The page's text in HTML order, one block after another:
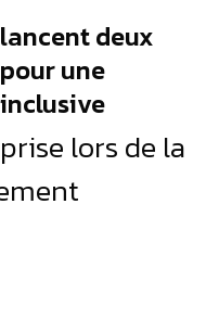
lancent deux
une
lors de la